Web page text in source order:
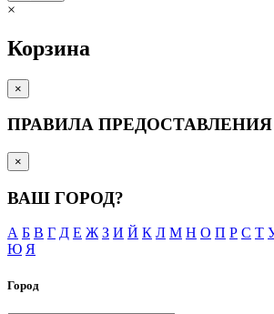
×
Корзина
×
ПРАВИЛА
×
ВАШ ГОРОД?
А Б В Г Д Е Ж З И Й К Л М Н О П Р С Т
Ю Я
Город